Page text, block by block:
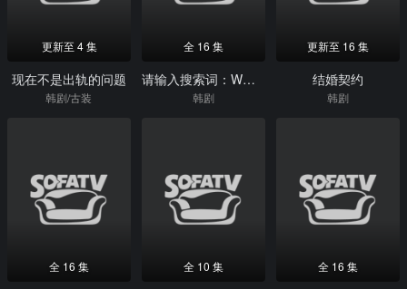
更新至 4 集
现在不是出轨的问题
韩剧/古装
全 16 集
请输入搜索词：WWW
韩剧
更新至 16 集
结婚契约
韩剧
全 16 集 全 10 集 全 16 集